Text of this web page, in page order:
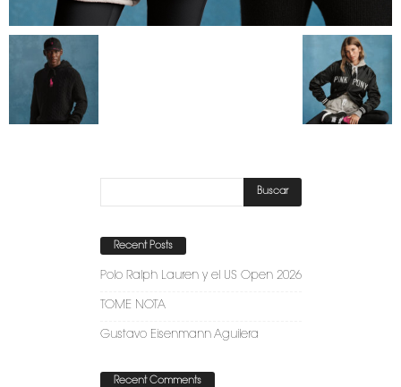
Recent Posts
Polo Ralph Lauren y el US Open 2026
TOME NOTA
Gustavo Eisenmann Aguilera
Recent Comments